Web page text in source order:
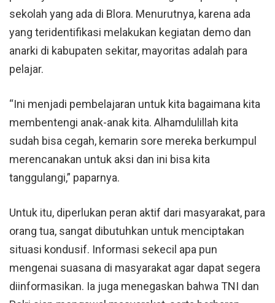
sekolah yang ada di Blora. Menurutnya, karena ada
yang teridentifikasi melakukan kegiatan demo dan
anarki di kabupaten sekitar, mayoritas adalah para
pelajar.
“Ini menjadi pembelajaran untuk kita bagaimana kita
membentengi anak-anak kita. Alhamdulillah kita
sudah bisa cegah, kemarin sore mereka berkumpul
merencanakan untuk aksi dan ini bisa kita
tanggulangi,” paparnya.
Untuk itu, diperlukan peran aktif dari masyarakat, para
orang tua, sangat dibutuhkan untuk menciptakan
situasi kondusif. Informasi sekecil apa pun
mengenai suasana di masyarakat agar dapat segera
diinformasikan. Ia juga menegaskan bahwa TNI dan